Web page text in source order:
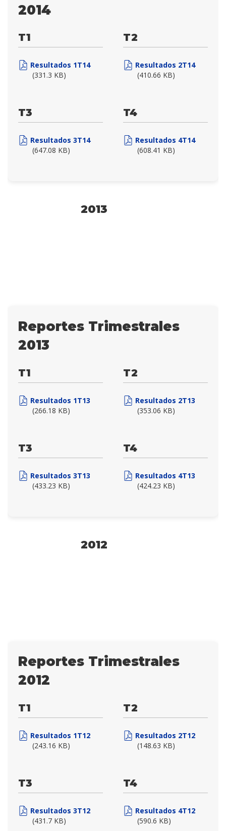
2014
T1
Resultados 1T14
(331.3 KB)
T2
Resultados 2T14
(410.66 KB)
T3
Resultados 3T14
(647.08 KB)
T4
Resultados 4T14
(608.41 KB)
2013
Reportes Trimestrales
2013
T1
Resultados 1T13
(266.18 KB)
T2
Resultados 2T13
(353.06 KB)
T3
Resultados 3T13
(433.23 KB)
T4
Resultados 4T13
(424.23 KB)
2012
Reportes Trimestrales
2012
T1
Resultados 1T12
(243.16 KB)
T2
Resultados 2T12
(148.63 KB)
T3
Resultados 3T12
(431.7 KB)
T4
Resultados 4T12
(590.6 KB)